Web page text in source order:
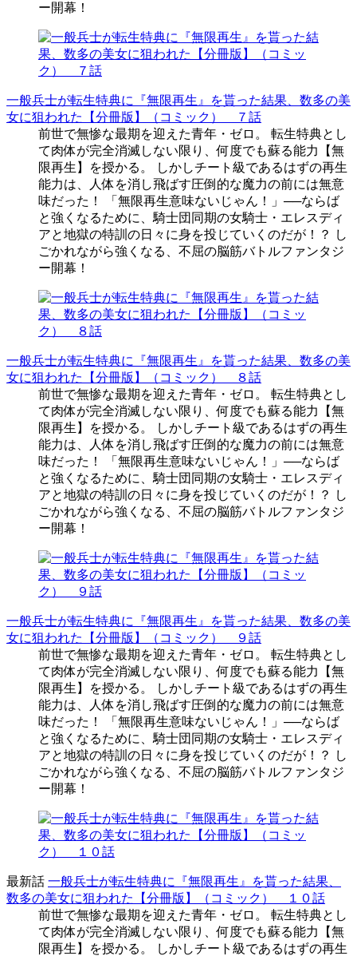
ー開幕！
一般兵士が転生特典に『無限再生』を貰った結果、数多の美
女に狙われた【分冊版】（コミック） ７話
前世で無惨な最期を迎えた青年・ゼロ。 転生特典とし
て肉体が完全消滅しない限り、何度でも蘇る能力【無
限再生】を授かる。 しかしチート級であるはずの再生
能力は、人体を消し飛ばす圧倒的な魔力の前には無意
味だった！ 「無限再生意味ないじゃん！」──ならば
と強くなるために、騎士団同期の女騎士・エレスディ
アと地獄の特訓の日々に身を投じていくのだが！？ し
ごかれながら強くなる、不屈の脳筋バトルファンタジ
ー開幕！
一般兵士が転生特典に『無限再生』を貰った結果、数多の美
女に狙われた【分冊版】（コミック） ８話
前世で無惨な最期を迎えた青年・ゼロ。 転生特典とし
て肉体が完全消滅しない限り、何度でも蘇る能力【無
限再生】を授かる。 しかしチート級であるはずの再生
能力は、人体を消し飛ばす圧倒的な魔力の前には無意
味だった！ 「無限再生意味ないじゃん！」──ならば
と強くなるために、騎士団同期の女騎士・エレスディ
アと地獄の特訓の日々に身を投じていくのだが！？ し
ごかれながら強くなる、不屈の脳筋バトルファンタジ
ー開幕！
一般兵士が転生特典に『無限再生』を貰った結果、数多の美
女に狙われた【分冊版】（コミック） ９話
前世で無惨な最期を迎えた青年・ゼロ。 転生特典とし
て肉体が完全消滅しない限り、何度でも蘇る能力【無
限再生】を授かる。 しかしチート級であるはずの再生
能力は、人体を消し飛ばす圧倒的な魔力の前には無意
味だった！ 「無限再生意味ないじゃん！」──ならば
と強くなるために、騎士団同期の女騎士・エレスディ
アと地獄の特訓の日々に身を投じていくのだが！？ し
ごかれながら強くなる、不屈の脳筋バトルファンタジ
ー開幕！
最新話 一般兵士が転生特典に『無限再生』を貰った結果、
数多の美女に狙われた【分冊版】（コミック） １０話
前世で無惨な最期を迎えた青年・ゼロ。 転生特典とし
て肉体が完全消滅しない限り、何度でも蘇る能力【無
限再生】を授かる。 しかしチート級であるはずの再生